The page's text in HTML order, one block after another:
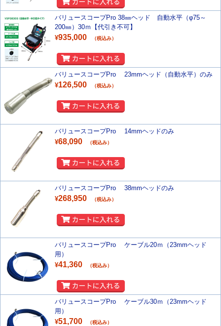
バリュースコープPro 38㎜ヘッド 自動水平（φ75～
200㎜）30ｍ【代引き不可】
¥935,000 （税込み）
バリュースコープPro 23mmヘッド（自動水平）のみ
¥126,500 （税込み）
バリュースコープPro 14mmヘッドのみ
¥68,090 （税込み）
バリュースコープPro 38mmヘッドのみ
¥268,950 （税込み）
バリュースコープPro ケーブル20ｍ（23mmヘッド
用）
¥41,360 （税込み）
バリュースコープPro ケーブル30ｍ（23mmヘッド
用）
¥51,700 （税込み）